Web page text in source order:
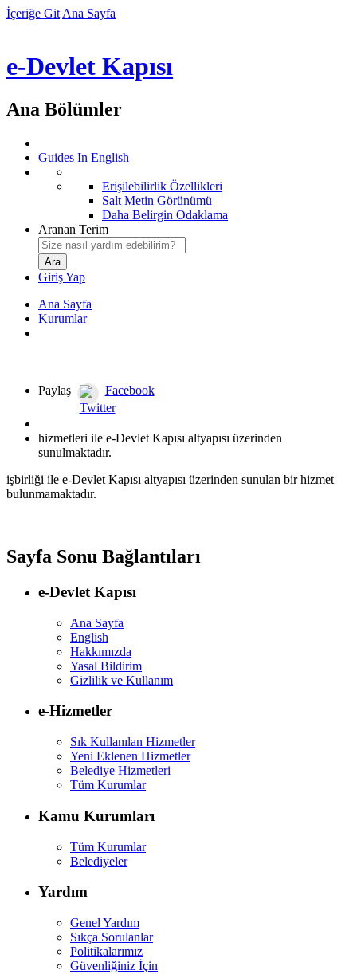
İçeriğe Git Ana Sayfa
e-Devlet Kapısı
Ana Bölümler
Guides In English
Erişilebilirlik Özellikleri
Salt Metin Görünümü
Daha Belirgin Odaklama
Aranan Terim
Giriş Yap
Ana Sayfa
Kurumlar
Paylaş
Twitter
Facebook
hizmetleri ile e-Devlet Kapısı altyapısı üzerinden
sunulmaktadır.
işbirliği ile e-Devlet Kapısı altyapısı üzerinden sunulan bir hizmet
bulunmamaktadır.
Sayfa Sonu Bağlantıları
e-Devlet Kapısı
Ana Sayfa
English
Hakkımızda
Yasal Bildirim
Gizlilik ve Kullanım
e-Hizmetler
Sık Kullanılan Hizmetler
Yeni Eklenen Hizmetler
Belediye Hizmetleri
Tüm Kurumlar
Kamu Kurumları
Tüm Kurumlar
Belediyeler
Yardım
Genel Yardım
Sıkça Sorulanlar
Politikalarımız
Güvenliğiniz İçin